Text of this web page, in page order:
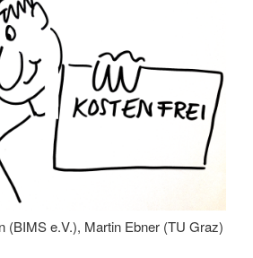
(BIMS e.V.), Martin Ebner (TU Graz)